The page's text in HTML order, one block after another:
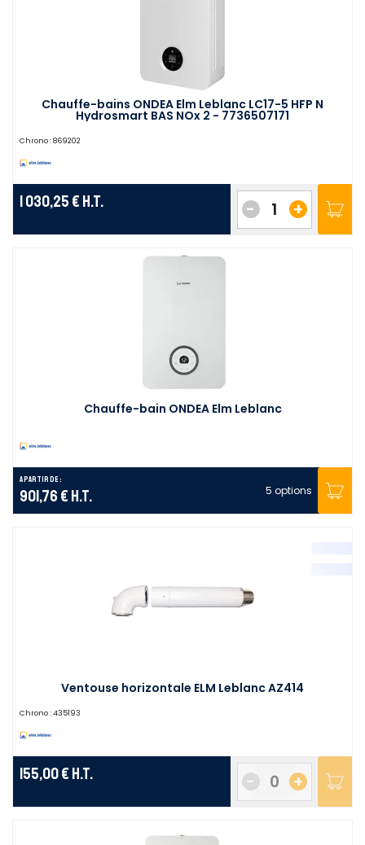
Chauffe-bains ONDEA Elm Leblanc LC17-5 HFP N
Hydrosmart BAS NOx 2 - 7736507171
Chrono : 869202
1 030,25 € H.T. +
-
Chauffe-bain ONDEA Elm Leblanc
A partir de :
901,76 € H.T. 5 options
Ventouse horizontale ELM Leblanc AZ414
Chrono : 435193
155,00 € H.T. +
-